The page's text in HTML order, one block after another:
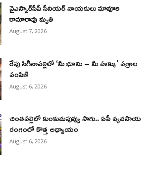
వైఎస్సార్‌సీపీ సీనియర్ నాయకులు మావూరి
రామారావు మృతి
August 7, 2026
రేపు సిగినాపల్లిలో ‘మీ భూమి – మీ హక్కు’ పత్రాల
పంపిణీ
August 6, 2026
చింతపల్లిలో కుంకుమపువ్వు సాగు.. ఏపీ వ్యవసాయ
రంగంలో కొత్త అధ్యాయం
August 6, 2026